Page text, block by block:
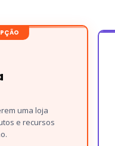
uma loja
e recursos